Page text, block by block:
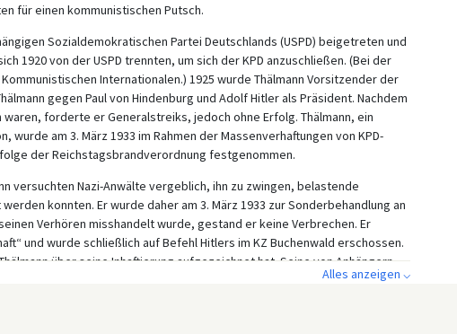
für einen kommunistischen Putsch.
Sozialdemokratischen Partei Deutschlands (USPD) beigetreten und
1920 von der USPD trennten, um sich der KPD anzuschließen. (Bei der
Internationalen.) 1925 wurde Thälmann Vorsitzender der
gegen Paul von Hindenburg und Adolf Hitler als Präsident. Nachdem
forderte er Generalstreiks, jedoch ohne Erfolg. Thälmann, ein
am 3. März 1933 im Rahmen der Massenverhaftungen von KPD-
der Reichstagsbrandverordnung festgenommen.
versuchten Nazi-Anwälte vergeblich, ihn zu zwingen, belastende
konnten. Er wurde daher am 3. März 1933 zur Sonderbehandlung an
Verhören misshandelt wurde, gestand er keine Verbrechen. Er
und wurde schließlich auf Befehl Hitlers im KZ Buchenwald erschossen.
über seine Inhaftierung aufgezeichnet hat. Seine von Anhängern
für Gestapo-Verhörtechniken: die Anwendung vermeintlicher
Alles anzeigen ⌵